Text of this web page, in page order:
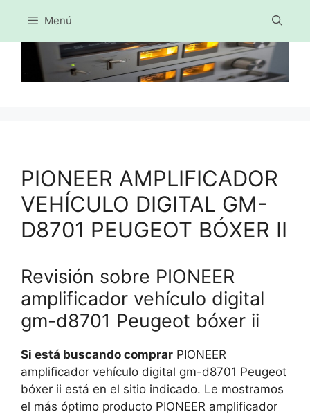
Saltar
al
contenido
Menú
PIONEER AMPLIFICADOR
VEHÍCULO DIGITAL GM-
D8701 PEUGEOT BÓXER II
Revisión sobre PIONEER
amplificador vehículo digital
gm-d8701 Peugeot bóxer ii
Si está buscando comprar PIONEER
amplificador vehículo digital gm-d8701 Peugeot
bóxer ii está en el sitio indicado. Le mostramos
el más óptimo producto PIONEER amplificador